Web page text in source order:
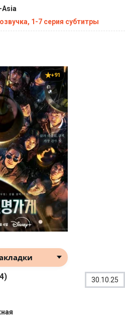
Asia
1-7 серия субтитры
+91
30.10.25